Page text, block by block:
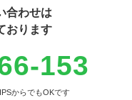
合わせは
おります
153
からでもOKです